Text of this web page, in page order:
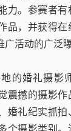
力。参赛者
品，并获得在
活动的广泛
的婚礼摄影
震撼的摄影
婚礼纪实抓